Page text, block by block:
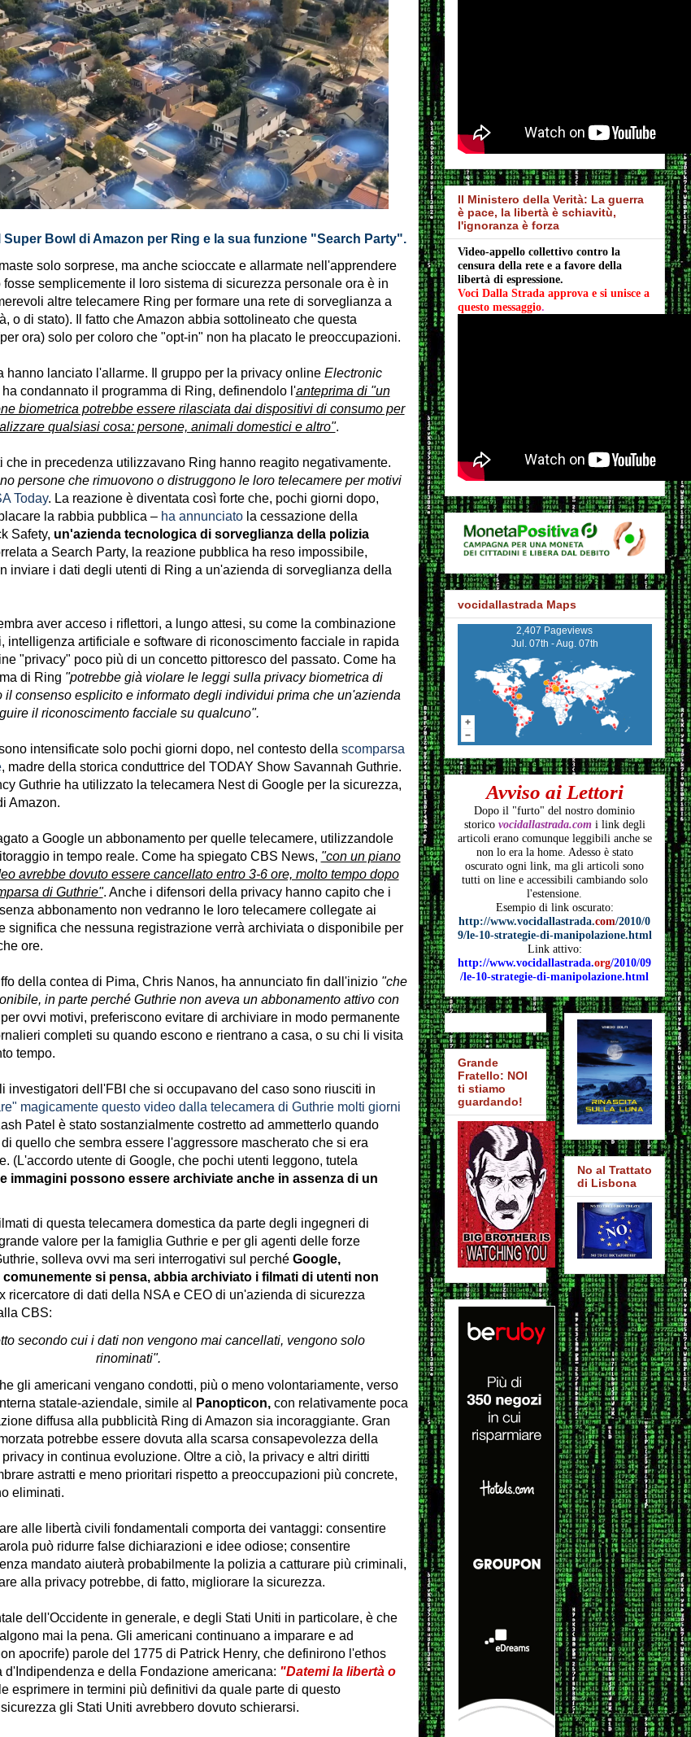
Bowl di Amazon per Ring e la sua funzione "Search Party".
solo sorprese, ma anche scioccate e allarmate nell'apprendere
semplicemente il loro sistema di sicurezza personale ora è in
altre telecamere Ring per formare una rete di sorveglianza a
o di stato). Il fatto che Amazon abbia sottolineato che questa
ora) solo per coloro che "opt-in" non ha placato le preoccupazioni.
hanno lanciato l'allarme. Il gruppo per la privacy online Electronic
ha condannato il programma di Ring, definendolo l'anteprima di "un
biometrica potrebbe essere rilasciata dai dispositivi di consumo per
qualsiasi cosa: persone, animali domestici e altro".
​​che in precedenza utilizzavano Ring hanno reagito negativamente.
persone che rimuovono o distruggono le loro telecamere per motivi
Today. La reazione è diventata così forte che, pochi giorni dopo,
la rabbia pubblica – ha annunciatola cessazione della
Safety, un'azienda tecnologica di sorveglianza della polizia
a Search Party, la reazione pubblica ha reso impossibile,
inviare i dati degli utenti di Ring a un'azienda di sorveglianza della
aver acceso i riflettori, a lungo attesi, su come la combinazione
intelligenza artificiale e software di riconoscimento facciale in rapida
"privacy" poco più di un concetto pittoresco del passato. Come ha
di Ring "potrebbe già violare le leggi sulla privacy biometrica di
il consenso esplicito e informato degli individui prima che un'azienda
il riconoscimento facciale su qualcuno".
intensificate solo pochi giorni dopo, nel contesto della scomparsa
, madre della storica conduttrice del TODAY Show Savannah Guthrie.
Guthrie ha utilizzato la telecamera Nest di Google per la sicurezza,
Amazon.
a Google un abbonamento per quelle telecamere, utilizzandole
in tempo reale. Come ha spiegato CBS News, "con un piano
avrebbe dovuto essere cancellato entro 3-6 ore, molto tempo dopo
di Guthrie". Anche i difensori della privacy hanno capito che i
abbonamento non vedranno le loro telecamere collegate ai
significa che nessuna registrazione verrà archiviata o disponibile per
ore.
della contea di Pima, Chris Nanos, ha annunciato fin dall'inizio "che
in parte perché Guthrie non aveva un abbonamento attivo con
ovvi motivi, preferiscono evitare di archiviare in modo permanente
completi su quando escono e rientrano a casa, o su chi li visita
tempo.
investigatori dell'FBI che si occupavano del caso sono riusciti in
magicamente questo video dalla telecamera di Guthrie molti giorni
Patel è stato sostanzialmente costretto ad ammetterlo quando
quello che sembra essere l'aggressore mascherato che si era
(L'accordo utente di Google, che pochi utenti leggono, tutela
le immagini possono essere archiviate anche in assenza di un
di questa telecamera domestica da parte degli ingegneri di
valore per la famiglia Guthrie e per gli agenti delle forze
solleva ovvi ma seri interrogativi sul perché Google,
si pensa, abbia archiviato i filmati di utenti non
ricercatore di dati della NSA e CEO di un'azienda di sicurezza
CBS:
secondo cui i dati non vengono mai cancellati, vengono solo
rinominati".
gli americani vengano condotti, più o meno volontariamente, verso
statale-aziendale, simile al
Panopticon,con relativamente poca
diffusa alla pubblicità Ring di Amazon sia incoraggiante. Gran
potrebbe essere dovuta alla scarsa consapevolezza della
in continua evoluzione. Oltre a ciò, la privacy e altri diritti
astratti e meno prioritari rispetto a preoccupazioni più concrete,
eliminati.
alle libertà civili fondamentali comporta dei vantaggi: consentire
può ridurre false dichiarazioni e idee odiose; consentire
mandato aiuterà probabilmente la polizia a catturare più criminali,
alla privacy potrebbe, di fatto, migliorare la sicurezza.
dell'Occidente in generale, e degli Stati Uniti in particolare, è che
mai la pena. Gli americani continuano a imparare e ad
apocrife) parole del 1775 di Patrick Henry, che definirono l'ethos
d'Indipendenza e della Fondazione americana: "Datemi la libertà o
esprimere in termini più definitivi da quale parte di questo
gli Stati Uniti avrebbero dovuto schierarsi.
Il Ministero della Verità: La guerra
è pace, la libertà è schiavitù,
l'ignoranza è forza
Video-appello collettivo contro la
censura della rete e a favore della
libertà di espressione.
Voci Dalla Strada approva e si unisce a
questo messaggio.
vocidallastrada Maps
2,407 Pageviews
Jul. 07th - Aug. 07th
Avviso ai Lettori
Dopo il "furto" del nostro dominio
storico vocidallastrada.comi link degli
articoli erano comunque leggibili anche se
non lo era la home. Adesso è stato
oscurato ogni link, ma gli articoli sono
tutti on line e accessibili cambiando solo
l'estensione.
Esempio di link oscurato:
http://www.vocidallastrada.com/2010/0
9/le-10-strategie-di-manipolazione.html
Link attivo:
http://www.vocidallastrada.org/2010/09
/le-10-strategie-di-manipolazione.html
Grande
Fratello: NOI
ti stiamo
guardando!
No al Trattato
di Lisbona